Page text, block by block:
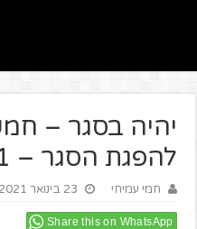
יהיה בסגר –
להפגת הסגר – 24.1.21
חמי עמיחי 23 בינואר 2021
Share this on WhatsApp